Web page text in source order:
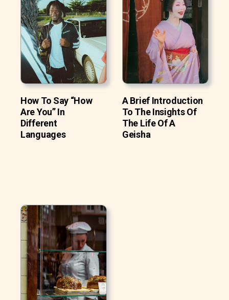
How To Say “How
Are You” In
Different
Languages
A Brief Introduction
To The Insights Of
The Life Of A
Geisha